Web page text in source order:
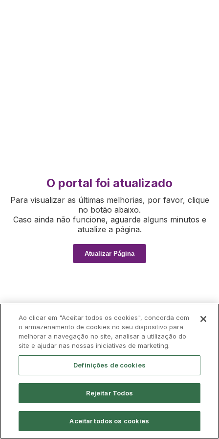
O portal foi atualizado
Para visualizar as últimas melhorias, por favor, clique
no botão abaixo.
Caso ainda não funcione, aguarde alguns minutos e
atualize a página.
Atualizar Página
Ao clicar em "Aceitar todos os cookies", concorda com
o armazenamento de cookies no seu dispositivo para
melhorar a navegação no site, analisar a utilização do
site e ajudar nas nossas iniciativas de marketing.
Definições de cookies
Rejeitar Todos
Aceitar todos os cookies